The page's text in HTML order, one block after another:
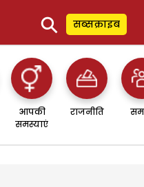
⚲ सब्सक्राइब
आपकी
समस्याएं
राजनीति